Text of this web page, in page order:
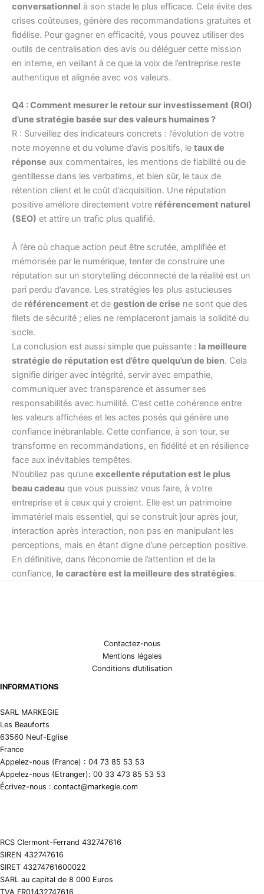
conversationnel à son stade le plus efficace. Cela évite des
crises coûteuses, génère des recommandations gratuites et
fidélise. Pour gagner en efficacité, vous pouvez utiliser des
outils de centralisation des avis ou déléguer cette mission
en interne, en veillant à ce que la voix de l’entreprise reste
authentique et alignée avec vos valeurs.
Q4 : Comment mesurer le retour sur investissement (ROI)
d’une stratégie basée sur des valeurs humaines ?
R : Surveillez des indicateurs concrets : l’évolution de votre
note moyenne et du volume d’avis positifs, le taux de
réponse aux commentaires, les mentions de fiabilité ou de
gentillesse dans les verbatims, et bien sûr, le taux de
rétention client et le coût d’acquisition. Une réputation
positive améliore directement votre référencement naturel
(SEO) et attire un trafic plus qualifié.
À l’ère où chaque action peut être scrutée, amplifiée et
mémorisée par le numérique, tenter de construire une
réputation sur un storytelling déconnecté de la réalité est un
pari perdu d’avance. Les stratégies les plus astucieuses
de référencement et de gestion de crise ne sont que des
filets de sécurité ; elles ne remplaceront jamais la solidité du
socle.
La conclusion est aussi simple que puissante : la meilleure
stratégie de réputation est d’être quelqu’un de bien. Cela
signifie diriger avec intégrité, servir avec empathie,
communiquer avec transparence et assumer ses
responsabilités avec humilité. C’est cette cohérence entre
les valeurs affichées et les actes posés qui génère une
confiance inébranlable. Cette confiance, à son tour, se
transforme en recommandations, en fidélité et en résilience
face aux inévitables tempêtes.
N’oubliez pas qu’une excellente réputation est le plus
beau cadeau que vous puissiez vous faire, à votre
entreprise et à ceux qui y croient. Elle est un patrimoine
immatériel mais essentiel, qui se construit jour après jour,
interaction après interaction, non pas en manipulant les
perceptions, mais en étant digne d’une perception positive.
En définitive, dans l’économie de l’attention et de la
confiance, le caractère est la meilleure des stratégies.
Contactez-nous
Mentions légales
Conditions d’utilisation
INFORMATIONS
SARL MARKEGIE
Les Beauforts
63560 Neuf-Eglise
France
Appelez-nous (France) : 04 73 85 53 53
Appelez-nous (Etranger): 00 33 473 85 53 53
Écrivez-nous : contact@markegie.com
RCS Clermont-Ferrand 432747616
SIREN 432747616
SIRET 43274761600022
SARL au capital de 8 000 Euros
TVA FR01432747616